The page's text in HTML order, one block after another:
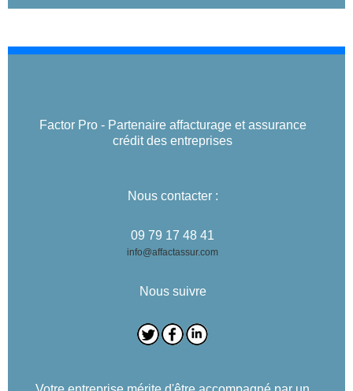
Factor Pro - Partenaire affacturage et assurance
crédit des entreprises
Nous contacter :
09 79 17 48 41
info@affactassur.com
Nous suivre